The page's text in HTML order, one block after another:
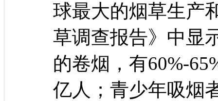
球最大的烟草生产
草调查报告》中显
的卷烟，有60%-
亿人；青少年吸烟